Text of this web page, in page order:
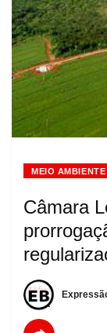
MEIO AMBIENTE
Câmara